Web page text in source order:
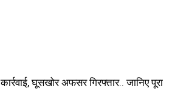
घूसखोर अफसर गिरफ्तार.. जानिए पूरा